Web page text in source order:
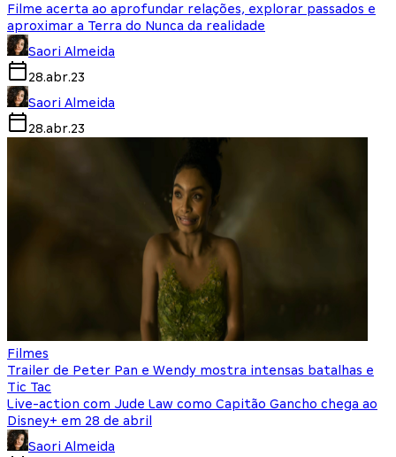
Filme acerta ao aprofundar relações, explorar passados e
aproximar a Terra do Nunca da realidade
Saori Almeida
28.abr.23
Saori Almeida
28.abr.23
Filmes
Trailer de Peter Pan e Wendy mostra intensas batalhas e
Tic Tac
Live-action com Jude Law como Capitão Gancho chega ao
Disney+ em 28 de abril
Saori Almeida